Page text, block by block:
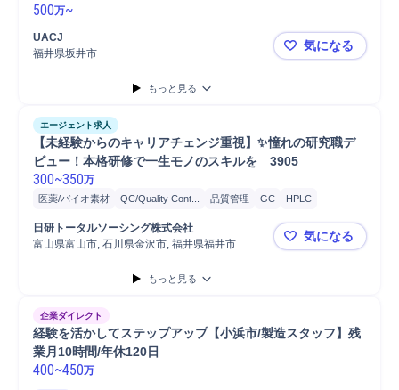
500万~
UACJ
福井県坂井市
【アルミで
気になる
もっと見る
エージェント求人
【未経験からのキャリアチェンジ重視】✨憧れの研究職デ
ビュー！本格研修で一生モノのスキルを　3905
300~350万
医薬/バイオ素材 QC/Quality Cont... 品質管理 GC
HPLC
品質保証 分析
日研トータルソーシング株式会社
富山県富山市, 石川県金沢市, 福井県福井市
【未経験か
気になる
もっと見る
企業ダイレクト
経験を活かしてステップアップ【小浜市/製造スタッフ】残
業月10時間/年休120日
400~450万